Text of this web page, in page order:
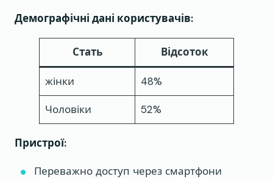
Демографічні дані користувачів:
Стать Відсоток
жінки 48%
Чоловіки 52%
Пристрої:
Переважно доступ через смартфони